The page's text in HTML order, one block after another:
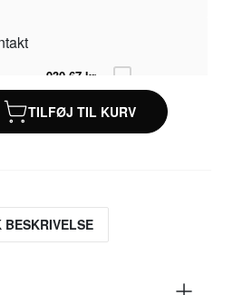
930,67 kr.
698,93 kr.
TILFØJ TIL KURV
BESKRIVELSE